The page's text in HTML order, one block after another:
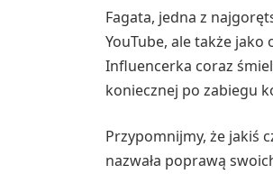
Fagata, jedna z
YouTube, ale także jako
Influencerka coraz
koniecznej po zabiegu
Przypomnijmy, że jakiś
nazwała poprawą